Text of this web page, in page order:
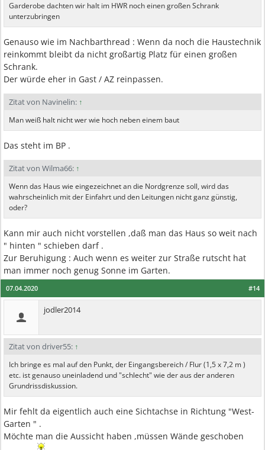
Garderobe dachten wir halt im HWR noch einen großen Schrank
unterzubringen
Genauso wie im Nachbarthread : Wenn da noch die Haustechnik
reinkommt bleibt da nicht großartig Platz für einen großen
Schrank.
Der würde eher in Gast / AZ reinpassen.
Zitat von Navinelin: ↑
Man weiß halt nicht wer wie hoch neben einem baut
Das steht im BP .
Zitat von Wilma66: ↑
Wenn das Haus wie eingezeichnet an die Nordgrenze soll, wird das
wahrscheinlich mit der Einfahrt und den Leitungen nicht ganz günstig,
oder?
Kann mir auch nicht vorstellen ,daß man das Haus so weit nach
" hinten " schieben darf .
Zur Beruhigung : Auch wenn es weiter zur Straße rutscht hat
man immer noch genug Sonne im Garten.
#14
07.04.2020
jodler2014
Zitat von driver55: ↑
Ich bringe es mal auf den Punkt, der Eingangsbereich / Flur (1,5 x 7,2 m )
etc. ist genauso uneinladend und "schlecht" wie der aus der anderen
Grundrissdiskussion.
Mir fehlt da eigentlich auch eine Sichtachse in Richtung "West-
Garten " .
Möchte man die Aussicht haben ,müssen Wände geschoben